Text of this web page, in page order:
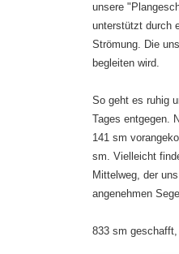
unsere
unterstützt durch
Strömung. Die
begleiten wird.
So geht es ruhig
Tages entgegen.
141 sm
sm. Vielleicht
Mittelweg, der
angenehmen
833 sm